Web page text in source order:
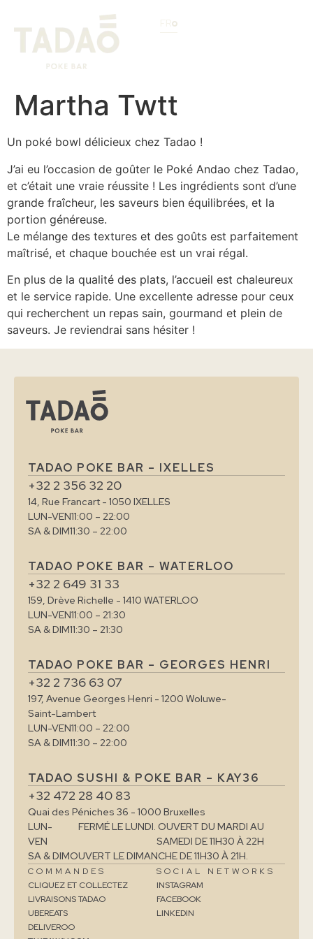
Martha Twtt
Un poké bowl délicieux chez Tadao !
J’ai eu l’occasion de goûter le Poké Andao chez Tadao,
et c’était une vraie réussite ! Les ingrédients sont d’une
grande fraîcheur, les saveurs bien équilibrées, et la
portion généreuse.
Le mélange des textures et des goûts est parfaitement
maîtrisé, et chaque bouchée est un vrai régal.
En plus de la qualité des plats, l’accueil est chaleureux
et le service rapide. Une excellente adresse pour ceux
qui recherchent un repas sain, gourmand et plein de
saveurs. Je reviendrai sans hésiter !
TADAO POKE BAR – IXELLES
+32 2 356 32 20
14, Rue Francart - 1050 IXELLES
LUN-VEN11:00 – 22:00
SA & DIM11:30 – 22:00
TADAO POKE BAR – WATERLOO
+32 2 649 31 33
159, Drève Richelle - 1410 WATERLOO
LUN-VEN11:00 – 21:30
SA & DIM11:30 – 21:30
TADAO POKE BAR – GEORGES HENRI
+32 2 736 63 07
197, Avenue Georges Henri - 1200 Woluwe-
Saint-Lambert
LUN-VEN11:00 – 22:00
SA & DIM11:30 – 22:00
TADAO SUSHI & POKE BAR – KAY36
+32 472 28 40 83
Quai des Péniches 36 - 1000 Bruxelles
LUN-
VEN
FERMÉ LE LUNDI. OUVERT DU MARDI AU
SAMEDI DE 11H30 À 22H
SA & DIMOUVERT LE DIMANCHE DE 11H30 À 21H.
COMMANDES
CLIQUEZ ET COLLECTEZ
LIVRAISONS TADAO
UBEREATS
DELIVEROO
SOCIAL NETWORKS
INSTAGRAM
FACEBOOK
LINKEDIN